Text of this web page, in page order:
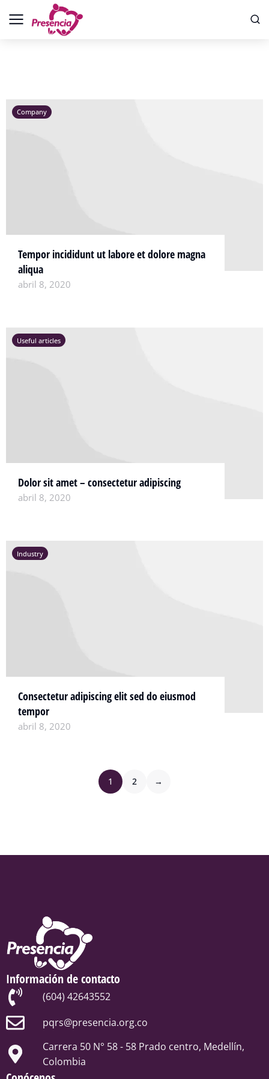
Company
Tempor incididunt ut labore et dolore magna
aliqua
abril 8, 2020
Useful articles
Dolor sit amet – consectetur adipiscing
abril 8, 2020
Industry
Consectetur adipiscing elit sed do eiusmod
tempor
abril 8, 2020
1 2 →
Información de contacto
(604) 42643552
pqrs@presencia.org.co
Carrera 50 N° 58 - 58 Prado centro, Medellín,
Colombia